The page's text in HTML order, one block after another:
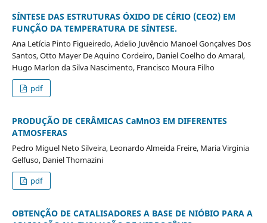
SÍNTESE DAS ESTRUTURAS ÓXIDO DE CÉRIO (CEO2) EM
FUNÇÃO DA TEMPERATURA DE SÍNTESE.
Ana Letícia Pinto Figueiredo, Adelio Juvêncio Manoel Gonçalves Dos
Santos, Otto Mayer De Aquino Cordeiro, Daniel Coelho do Amaral,
Hugo Marlon da Silva Nascimento, Francisco Moura Filho
pdf
PRODUÇÃO DE CERÂMICAS CaMnO3 EM DIFERENTES
ATMOSFERAS
Pedro Miguel Neto Silveira, Leonardo Almeida Freire, Maria Virginia
Gelfuso, Daniel Thomazini
pdf
OBTENÇÃO DE CATALISADORES A BASE DE NIÓBIO PARA A